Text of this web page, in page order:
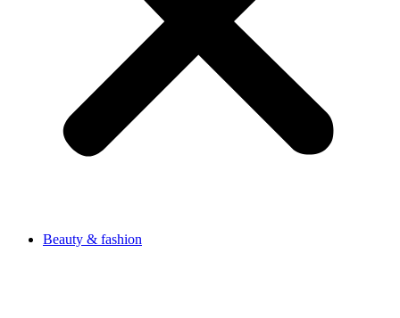
Beauty & fashion